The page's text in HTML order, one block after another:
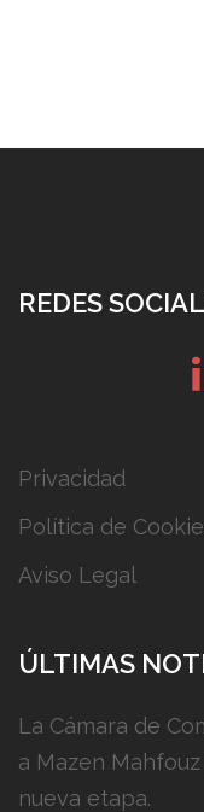
REDES
Privacidad
Política de
Aviso Legal
ÚLTIMAS
La Cámara de
a Mazen
nueva etapa.